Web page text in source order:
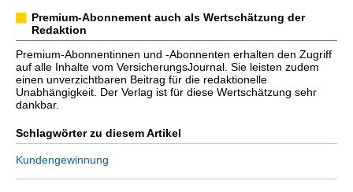
Premium-Abonnement auch als Wertschätzung der
Redaktion
Premium-Abonnentinnen und -Abonnenten erhalten den Zugriff
auf alle Inhalte vom VersicherungsJournal. Sie leisten zudem
einen unverzichtbaren Beitrag für die redaktionelle
Unabhängigkeit. Der Verlag ist für diese Wertschätzung sehr
dankbar.
Schlagwörter zu diesem Artikel
Kundengewinnung